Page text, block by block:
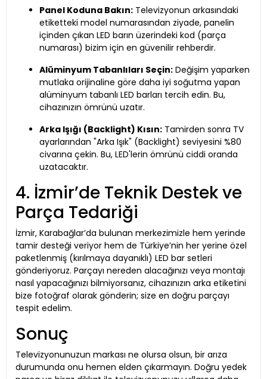
Panel Koduna Bakın: Televizyonun arkasındaki
etiketteki model numarasından ziyade, panelin
içinden çıkan LED barın üzerindeki kod (parça
numarası) bizim için en güvenilir rehberdir.
Alüminyum Tabanlıları Seçin: Değişim yaparken
mutlaka orijinaline göre daha iyi soğutma yapan
alüminyum tabanlı LED barları tercih edin. Bu,
cihazınızın ömrünü uzatır.
Arka Işığı (Backlight) Kısın: Tamirden sonra TV
ayarlarından "Arka Işık" (Backlight) seviyesini %80
civarına çekin. Bu, LED'lerin ömrünü ciddi oranda
uzatacaktır.
4. İzmir’de Teknik Destek ve
Parça Tedariği
İzmir, Karabağlar’da bulunan merkezimizle hem yerinde
tamir desteği veriyor hem de Türkiye’nin her yerine özel
paketlenmiş (kırılmaya dayanıklı) LED bar setleri
gönderiyoruz. Parçayı nereden alacağınızı veya montajı
nasıl yapacağınızı bilmiyorsanız, cihazınızın arka etiketini
bize fotoğraf olarak gönderin; size en doğru parçayı
tespit edelim.
Sonuç
Televizyonunuzun markası ne olursa olsun, bir arıza
durumunda onu hemen elden çıkarmayın. Doğru yedek